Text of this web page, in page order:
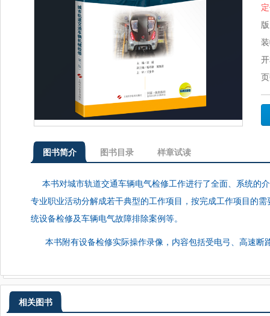
图书简介 图书目录 样章试读
本书对城市轨道交通车辆电气检修工作进行了全面、系统的
专业职业活动分解成若干典型的工作项目，按完成工作项目的
统设备检修及车辆电气故障排除案例等。
本书附有设备检修实际操作录像，内容包括受电弓、高速断
相关图书